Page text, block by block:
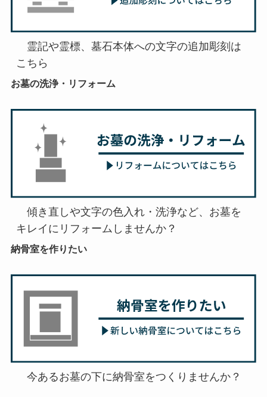
霊記や霊標、墓石本体への文字の追加彫刻は
こちら
お墓の洗浄・リフォーム
傾き直しや文字の色入れ・洗浄など、お墓を
キレイにリフォームしませんか？
納骨室を作りたい
今あるお墓の下に納骨室をつくりませんか？